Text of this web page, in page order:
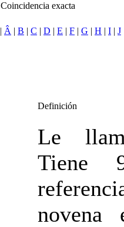
Coincidencia exacta
| Â | B | C | D | E | F | G | H | I | J
Definición
Le
Tiene
novena